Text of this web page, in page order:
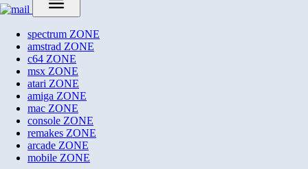
spectrum ZONE
amstrad ZONE
c64 ZONE
msx ZONE
atari ZONE
amiga ZONE
mac ZONE
console ZONE
remakes ZONE
arcade ZONE
mobile ZONE